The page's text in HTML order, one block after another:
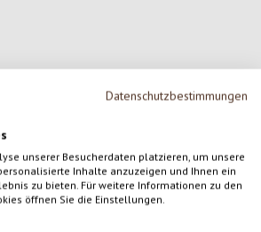
Datenschutzbestimmungen
unserer Besucherdaten platzieren, um unsere
Inhalte anzuzeigen und Ihnen ein
zu bieten. Für weitere Informationen zu den
öffnen Sie die Einstellungen.
su 5 stelle
con il prodotto con altri clienti.